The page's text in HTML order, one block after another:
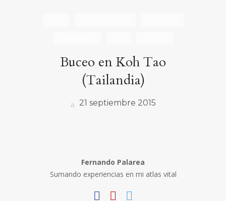
Buceo en Koh Tao
(Tailandia)
21 septiembre 2015
Fernando Palarea
Sumando experiencias en mi atlas vital